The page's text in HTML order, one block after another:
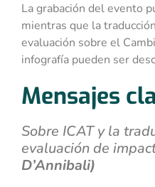
La grabación del evento
mientras que la
evaluación sobre el
infografía pueden ser
Mensajes
Sobre ICAT y la
evaluación de
D’Annibali)